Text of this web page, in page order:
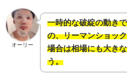
オーリー
一時的な破綻の動き
の、リーマンショッ
場合は相場にも大き
う。